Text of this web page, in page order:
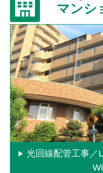
マンシ
光回線配管工事／